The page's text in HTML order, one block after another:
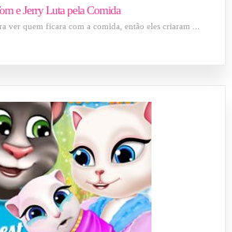
e Jerry Luta pela Comida
ver quem ficara com a comida, então eles criaram ...